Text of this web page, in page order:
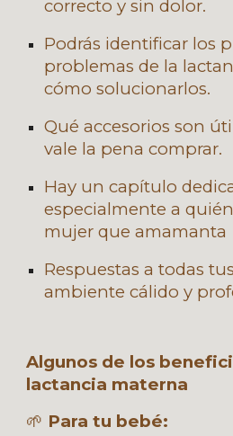
correcto y sin dolor.
Podrás identificar los
problemas de la
cómo solucionarlos.
Qué accesorios son
vale la pena comprar.
Hay un capítulo
especialmente a
mujer que amamanta
Respuestas a todas
ambiente cálido y
Algunos de los
lactancia materna
🌱 Para tu bebé: